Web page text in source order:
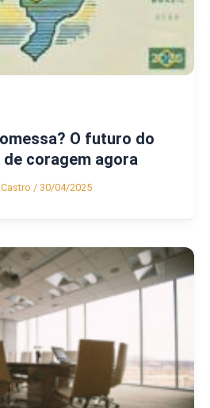
O futuro do
coragem agora
/ 30/04/2025